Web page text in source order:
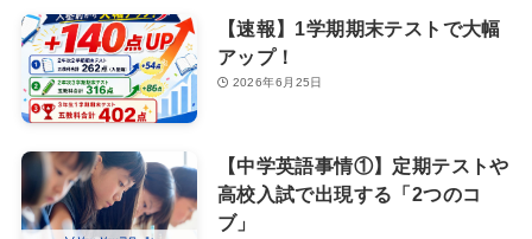
【速報】1学期期末テストで大幅
アップ！
2026年6月25日
【中学英語事情①】定期テストや
高校入試で出現する「2つのコ
ブ」